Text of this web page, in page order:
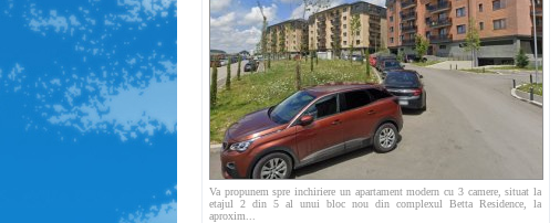
Va propunem spre inchiriere un apartament modern cu 3 camere, situat la
etajul 2 din 5 al unui bloc nou din complexul Betta Residence, la
aproxim...